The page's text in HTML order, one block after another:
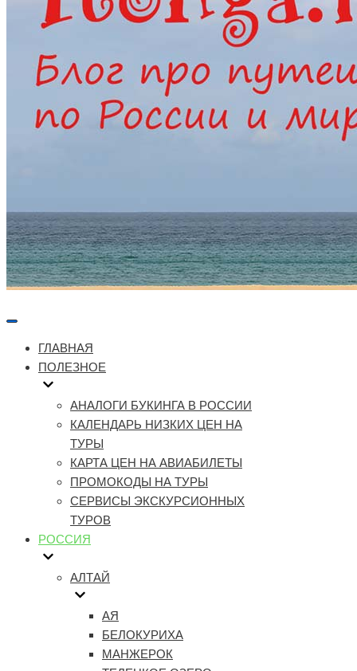
Меню
ГЛАВНАЯ
ПОЛЕЗНОЕ
АНАЛОГИ БУКИНГА В РОССИИ
КАЛЕНДАРЬ НИЗКИХ ЦЕН НА
ТУРЫ
КАРТА ЦЕН НА АВИАБИЛЕТЫ
ПРОМОКОДЫ НА ТУРЫ
СЕРВИСЫ ЭКСКУРСИОННЫХ
ТУРОВ
РОССИЯ
АЛТАЙ
АЯ
БЕЛОКУРИХА
МАНЖЕРОК